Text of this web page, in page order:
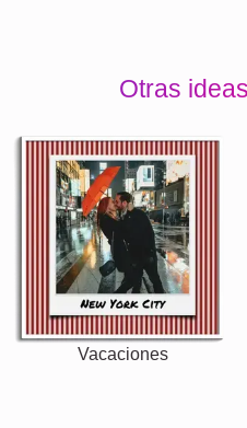
Otras
Vacaciones